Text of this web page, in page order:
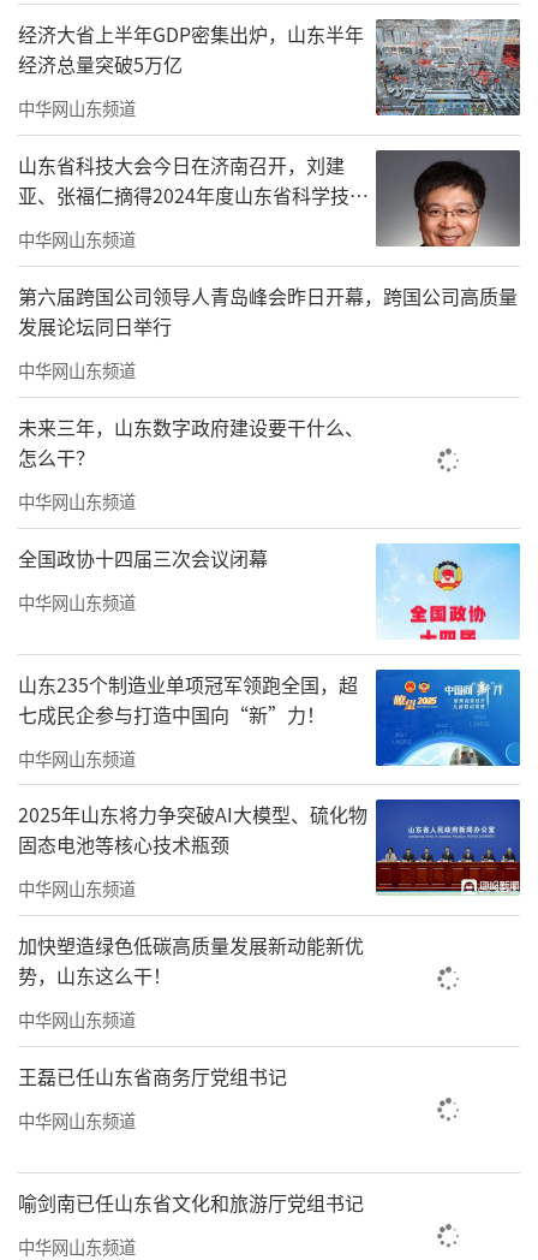
经济大省上半年GDP密集出炉，山东半年
经济总量突破5万亿
中华网山东频道
山东省科技大会今日在济南召开，刘建
亚、张福仁摘得2024年度山东省科学技术
奖最高奖！
中华网山东频道
第六届跨国公司领导人青岛峰会昨日开幕，跨国公司高质量
发展论坛同日举行
中华网山东频道
未来三年，山东数字政府建设要干什么、
怎么干？
中华网山东频道
全国政协十四届三次会议闭幕
中华网山东频道
山东235个制造业单项冠军领跑全国，超
七成民企参与打造中国向“新”力！
中华网山东频道
2025年山东将力争突破AI大模型、硫化物
固态电池等核心技术瓶颈
中华网山东频道
加快塑造绿色低碳高质量发展新动能新优
势，山东这么干！
中华网山东频道
王磊已任山东省商务厅党组书记
中华网山东频道
喻剑南已任山东省文化和旅游厅党组书记
中华网山东频道